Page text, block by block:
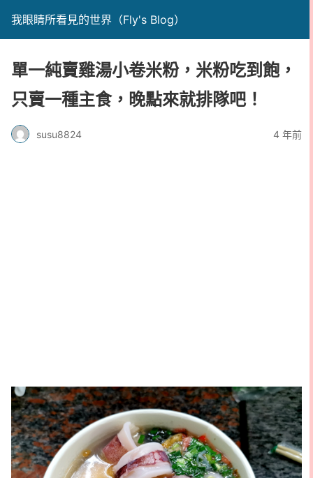
我眼睛所看見的世界（Fly's Blog）
單一純賣雞湯小卷米粉，米粉吃到飽，
只賣一種主食，晚點來就排隊吧！
susu8824 4 年前